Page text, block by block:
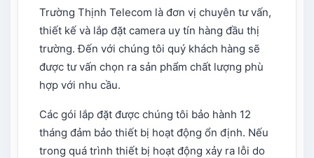
Trường Thịnh Telecom là đơn vị chuyên tư vấn,
thiết kế và lắp đặt camera uy tín hàng đầu thị
trường. Đến với chúng tôi quý khách hàng sẽ
được tư vấn chọn ra sản phẩm chất lượng phù
hợp với nhu cầu.
Các gói lắp đặt được chúng tôi bảo hành 12
tháng đảm bảo thiết bị hoạt động ổn định. Nếu
trong quá trình thiết bị hoạt động xảy ra lỗi do